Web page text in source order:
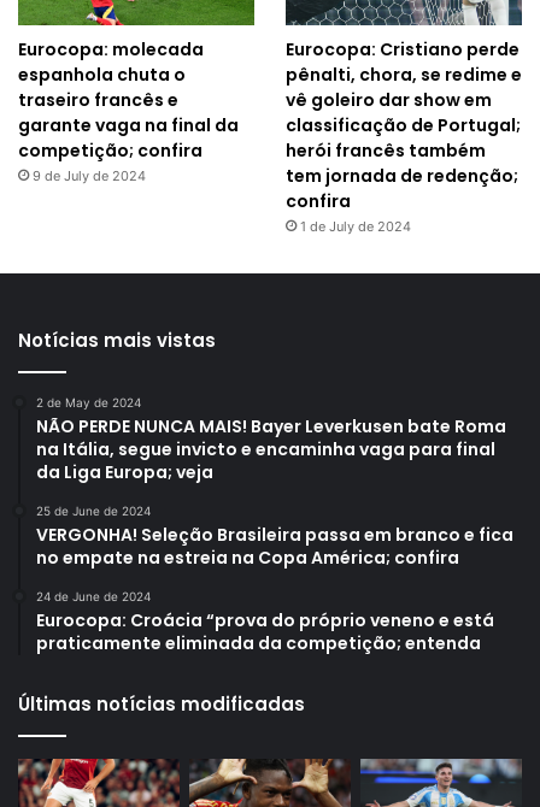
Eurocopa: molecada
espanhola chuta o
traseiro francês e
garante vaga na final da
competição; confira
9 de July de 2024
Eurocopa: Cristiano perde
pênalti, chora, se redime e
vê goleiro dar show em
classificação de Portugal;
herói francês também
tem jornada de redenção;
confira
1 de July de 2024
Notícias mais vistas
2 de May de 2024
NÃO PERDE NUNCA MAIS! Bayer Leverkusen bate Roma
na Itália, segue invicto e encaminha vaga para final
da Liga Europa; veja
25 de June de 2024
VERGONHA! Seleção Brasileira passa em branco e fica
no empate na estreia na Copa América; confira
24 de June de 2024
Eurocopa: Croácia “prova do próprio veneno e está
praticamente eliminada da competição; entenda
Últimas notícias modificadas